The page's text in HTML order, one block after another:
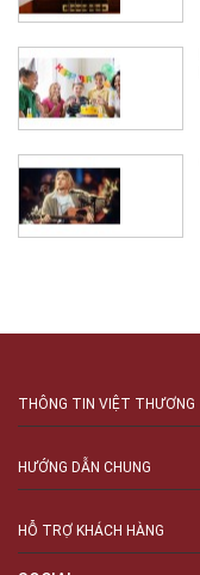
THÔNG TIN VIỆT THƯƠNG
HƯỚNG DẪN CHUNG
HỖ TRỢ KHÁCH HÀNG